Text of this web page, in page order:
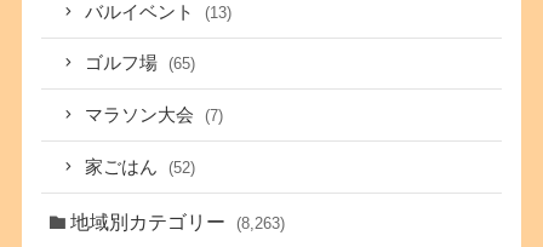
バルイベント (13)
ゴルフ場 (65)
マラソン大会 (7)
家ごはん (52)
地域別カテゴリー (8,263)